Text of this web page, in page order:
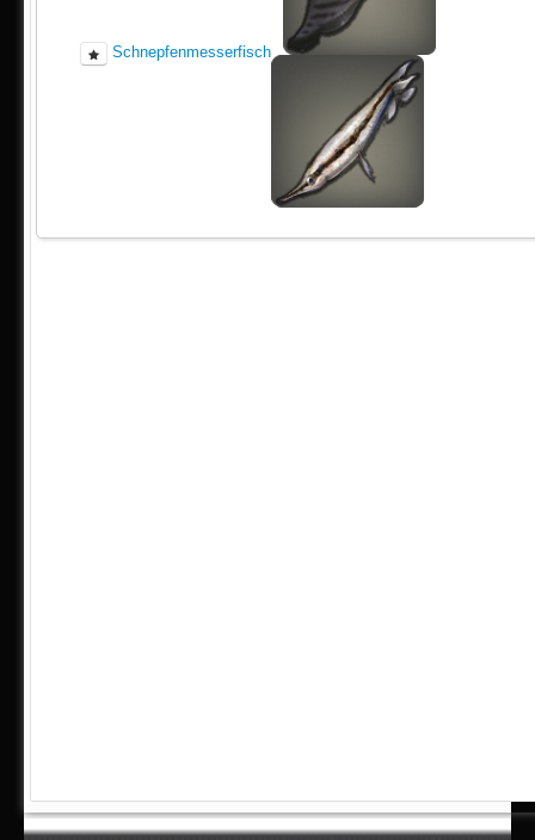
Schnepfenmesserfisch